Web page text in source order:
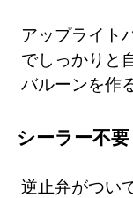
アップライト
でしっかりと
バルーンを作
シーラー不
逆止弁がつい